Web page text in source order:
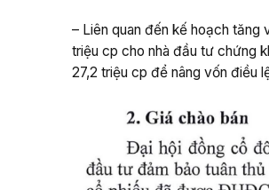
– Liên quan đến kế hoạch tăng
triệu cp cho nhà đầu tư chứng
27,2 triệu cp để nâng vốn điều